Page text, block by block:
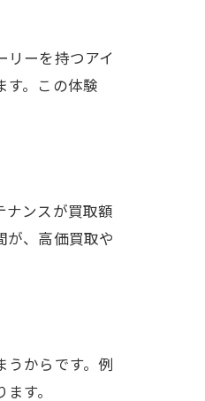
リーを持つアイ
す。この体験
ナンスが買取額
が、高価買取や
うからです。例
す。